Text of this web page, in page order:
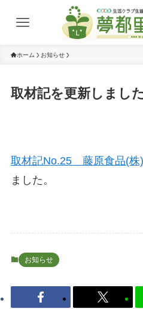
ホーム お知らせ
取材記を更新しました
取材記No.25 藤原食品(株)
ました。
お知らせ